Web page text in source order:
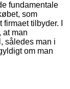
fundamentale
som
tilbyder. I
at man
således man i
om man